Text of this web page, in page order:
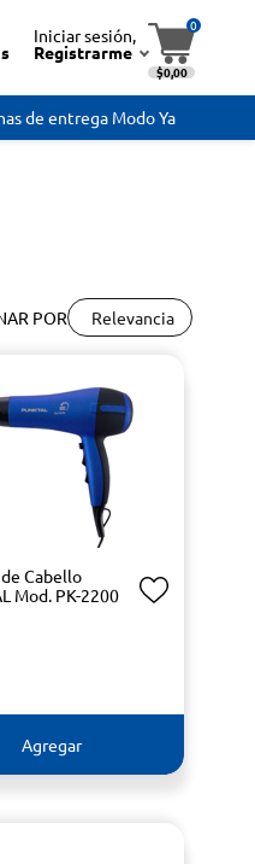
Iniciar sesión,
Registrarme
0
$0,00
de entrega Modo Ya
POR Relevancia
Cabello
Mod. PK-2200
Agregar